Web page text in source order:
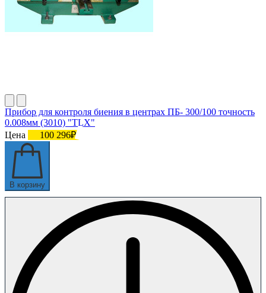
Прибор для контроля биения в центрах ПБ- 300/100 точность
0.008мм (3010) "TLX"
Цена
100 296₽
В корзину